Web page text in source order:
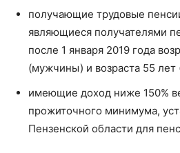
получающие трудовые
являющиеся получателями
после 1 января 2019 года
(мужчины) и возраста 55
имеющие доход ниже 150%
прожиточного минимума,
Пензенской области для